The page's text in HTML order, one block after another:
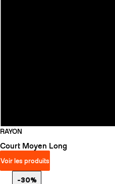
RAYON
Court Moyen Long
Voir les produits
-30%